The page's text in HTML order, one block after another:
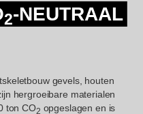
2-NEUTRAAL
gevels, houten
hergroeibare materialen
ton CO2 opgeslagen en is